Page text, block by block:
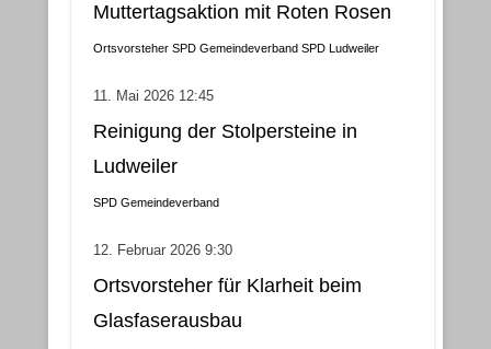
Muttertagsaktion mit Roten Rosen
Ortsvorsteher SPD Gemeindeverband SPD Ludweiler
11. Mai 2026 12:45
Reinigung der Stolpersteine in
Ludweiler
SPD Gemeindeverband
12. Februar 2026 9:30
Ortsvorsteher für Klarheit beim
Glasfaserausbau